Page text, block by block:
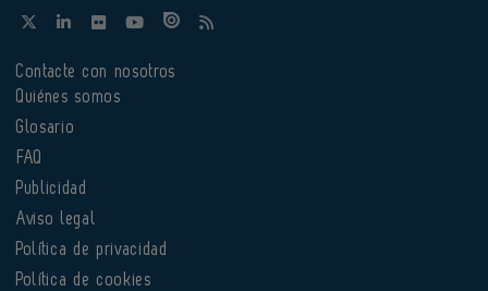
Contacte con nosotros
Quiénes somos
Glosario
FAQ
Publicidad
Aviso legal
Política de privacidad
Política de cookies